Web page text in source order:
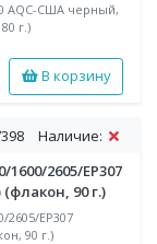
AQC-США черный,
г.)
В корзину
Наличие:
1600/2605/EP307
90 г.)
2605/EP307
90 г.)